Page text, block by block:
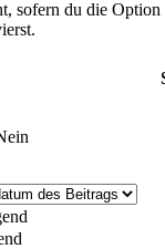
sofern du die Option